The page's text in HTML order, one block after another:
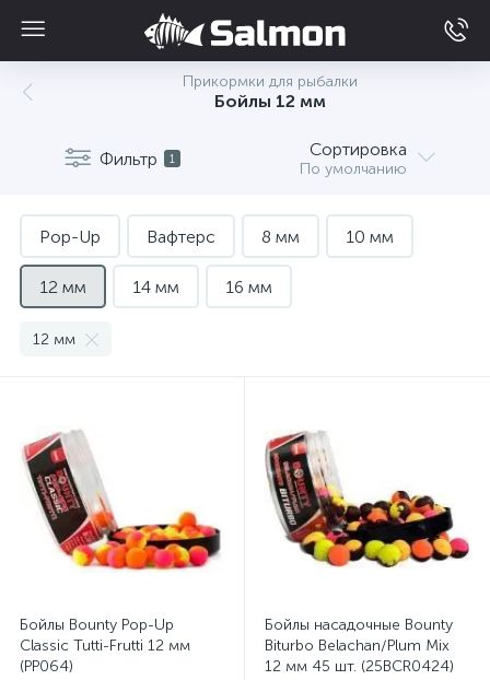
Прикормки для рыбалки
Бойлы 12 мм
Фильтр 1 Сортировка
По умолчанию
Pop-Up Вафтерс 8 мм 10 мм
12 мм 14 мм 16 мм
12 мм
Бойлы Bounty Pop-Up
Classic Tutti-Frutti 12 мм
(PP064)
Бойлы насадочные Bounty
Biturbo Belachan/Plum Mix
12 мм 45 шт. (25BCR0424)